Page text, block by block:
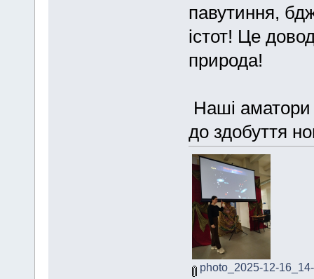
павутиння,
істот! Це
природа!
Наші аматори
до здобуття
photo_2025-12-